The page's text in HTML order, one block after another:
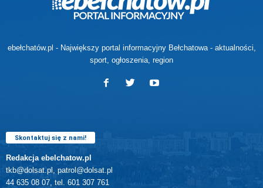
ebełchatów.pl - Największy portal informacyjny Bełchatowa - aktualności,
sport, ogłoszenia, region
Skontaktuj się z nami!
Redakcja ebelchatow.pl
tkb@dolsat.pl, patrol@dolsat.pl
44 635 08 07, tel. 601 307 761